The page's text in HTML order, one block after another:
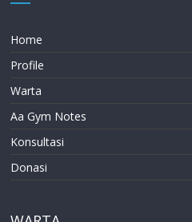
Home
Profile
Warta
Aa Gym Notes
Konsultasi
Donasi